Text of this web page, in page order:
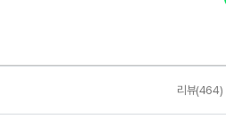
리뷰(464)